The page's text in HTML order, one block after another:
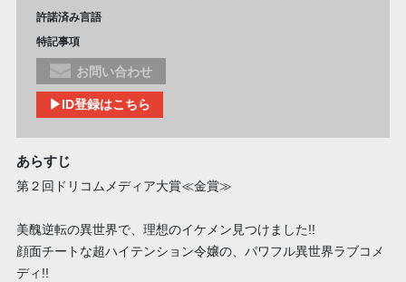
許諾済み言語
特記事項
お問い合わせ
▶ID登録はこちら
あらすじ
第２回ドリコムメディア大賞≪金賞≫
美醜逆転の異世界で、理想のイケメン見つけました!!
顔面チートな超ハイテンション令嬢の、パワフル異世界ラブコメ
ディ!!